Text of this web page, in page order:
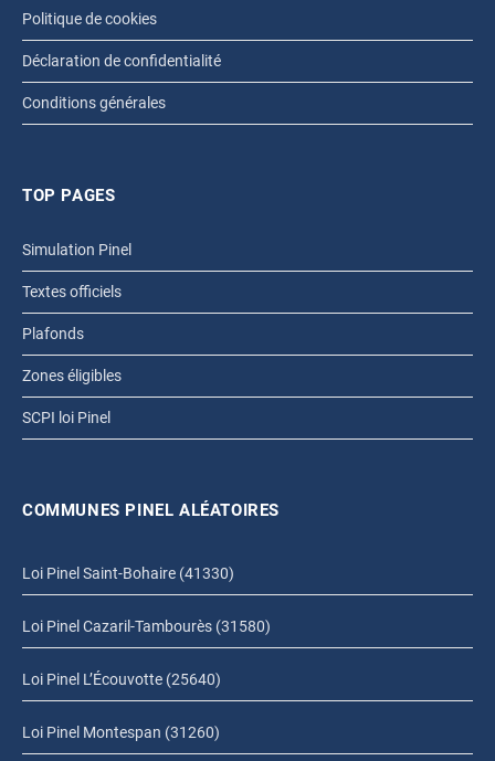
Politique de cookies
Déclaration de confidentialité
Conditions générales
TOP PAGES
Simulation Pinel
Textes officiels
Plafonds
Zones éligibles
SCPI loi Pinel
COMMUNES PINEL ALÉATOIRES
Loi Pinel Saint-Bohaire (41330)
Loi Pinel Cazaril-Tambourès (31580)
Loi Pinel L’Écouvotte (25640)
Loi Pinel Montespan (31260)